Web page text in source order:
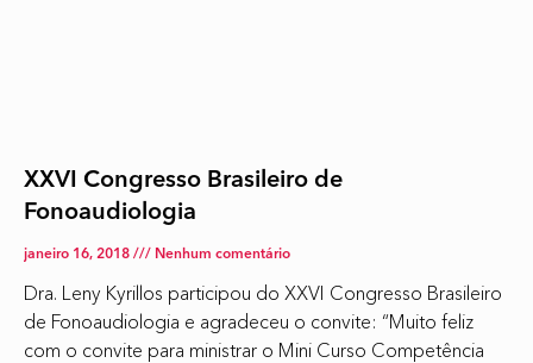
XXVI Congresso Brasileiro de
Fonoaudiologia
janeiro 16, 2018 Nenhum comentário
Dra. Leny Kyrillos participou do XXVI Congresso Brasileiro
de Fonoaudiologia e agradeceu o convite: “Muito feliz
com o convite para ministrar o Mini Curso Competência